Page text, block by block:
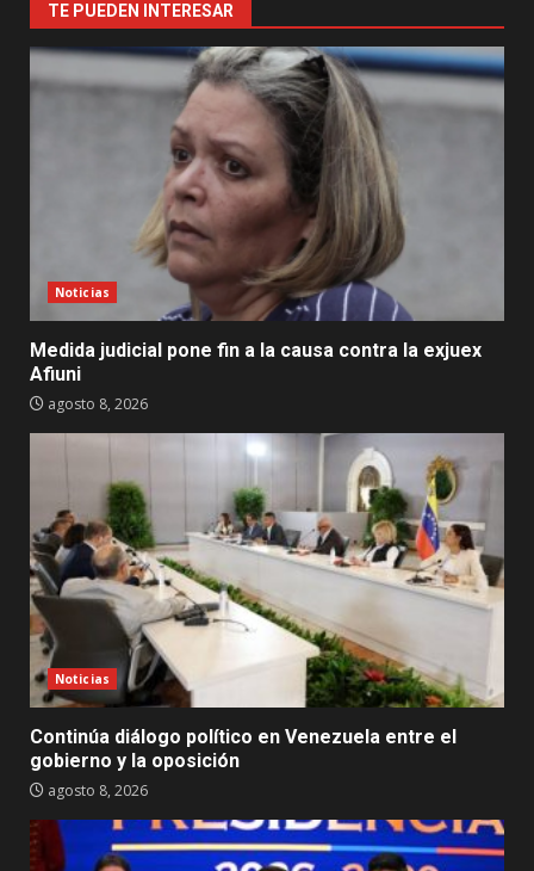
TE PUEDEN INTERESAR
Noticias
Medida judicial pone fin a la causa contra la exjuex
Afiuni
agosto 8, 2026
Noticias
Continúa diálogo político en Venezuela entre el
gobierno y la oposición
agosto 8, 2026